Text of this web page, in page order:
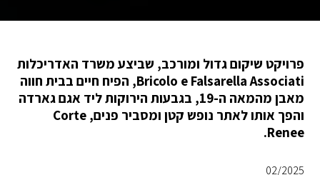
פרויקט שיקום גדול ומורכב, שביצע משרד האדריכלות
Bricolo e Falsarella Associati, הפיח חיים בבית חווה
מאבן מהמאה ה-19, בגבעות הירוקות ליד אגם גארדה
והפך אותו לאתר נופש קטן ומסביר פנים, Corte
Renee.
02/2025